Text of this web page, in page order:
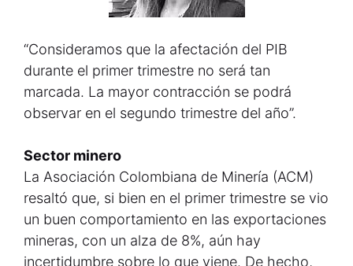
“Consideramos que la afectación del PIB
durante el primer trimestre no será tan
marcada. La mayor contracción se podrá
observar en el segundo trimestre del año”.
Sector minero
La Asociación Colombiana de Minería (ACM)
resaltó que, si bien en el primer trimestre se vio
un buen comportamiento en las exportaciones
mineras, con un alza de 8%, aún hay
incertidumbre sobre lo que viene. De hecho,